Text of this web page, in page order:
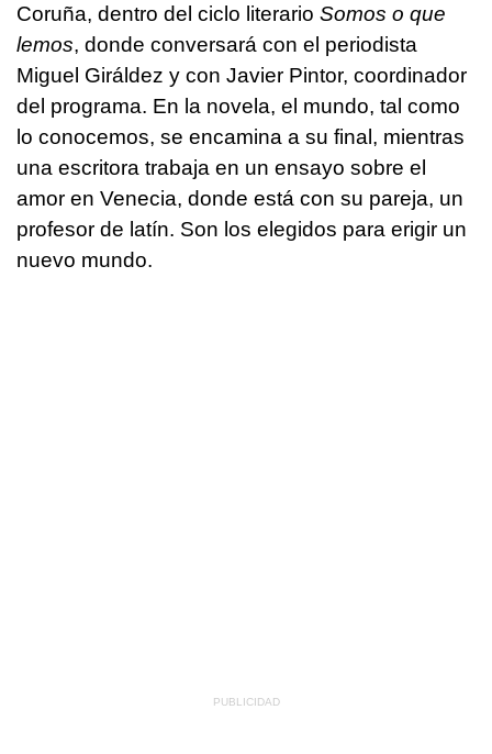
Coruña, dentro del ciclo literario Somos o que
lemos, donde conversará con el periodista
Miguel Giráldez y con Javier Pintor, coordinador
del programa. En la novela, el mundo, tal como
lo conocemos, se encamina a su final, mientras
una escritora trabaja en un ensayo sobre el
amor en Venecia, donde está con su pareja, un
profesor de latín. Son los elegidos para erigir un
nuevo mundo.